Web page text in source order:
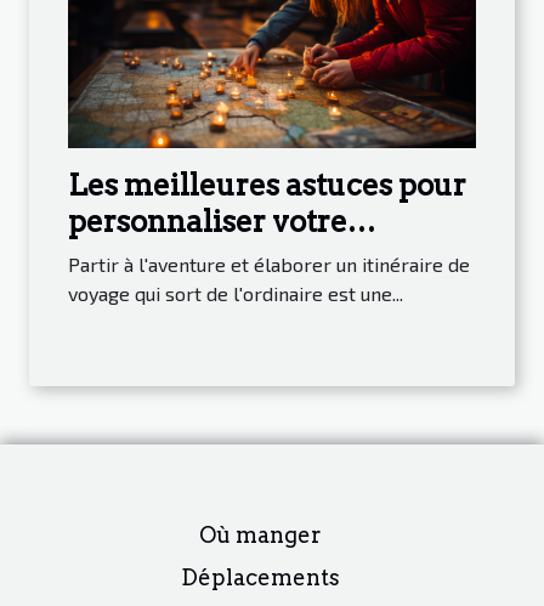
Les meilleures astuces pour
personnaliser votre
itinéraire de voyage et
découvrir des joyaux cachés
Partir à l'aventure et élaborer un itinéraire de
voyage qui sort de l'ordinaire est une...
Où manger
Déplacements